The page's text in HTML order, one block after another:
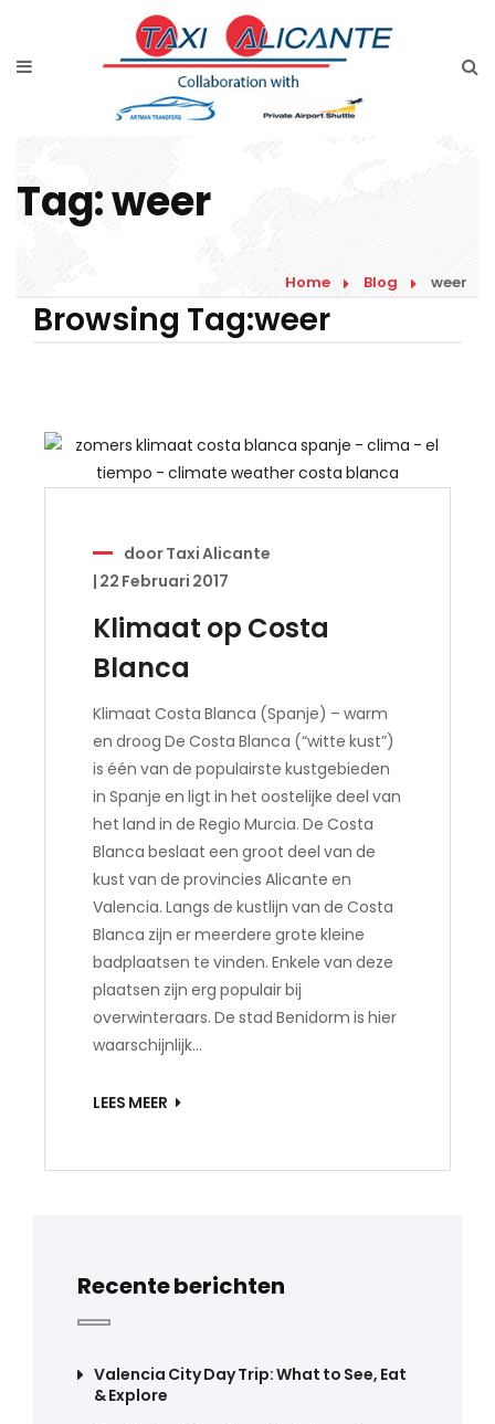
Prijsaanvraag
Blog
Nederlands
Tag:weer
Home Blog weer
Browsing Tag:weer
doorTaxi Alicante
| 22 Februari 2017
Klimaat op Costa
Blanca
Klimaat Costa Blanca (Spanje) – warm
en droog De Costa Blanca (“witte kust”)
is één van de populairste kustgebieden
in Spanje en ligt in het oostelijke deel van
het land in de Regio Murcia. De Costa
Blanca beslaat een groot deel van de
kust van de provincies Alicante en
Valencia. Langs de kustlijn van de Costa
Blanca zijn er meerdere grote kleine
badplaatsen te vinden. Enkele van deze
plaatsen zijn erg populair bij
overwinteraars. De stad Benidorm is hier
waarschijnlijk…
LEES MEER
Recente berichten
Valencia City Day Trip: What to See, Eat
& Explore